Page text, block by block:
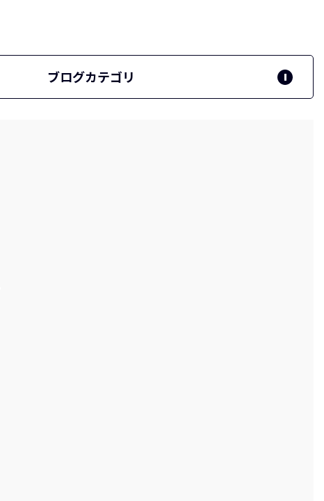
ブログカテゴリ